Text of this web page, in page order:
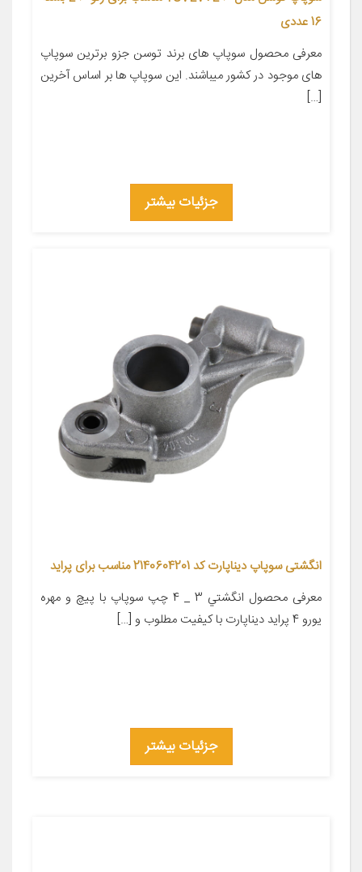
16 عددی
معرفی محصول سوپاپ های برند توسن جزو برترین سوپاپ
های موجود در کشور میباشند. این سوپاپ ها بر اساس آخرین
[…]
جزئیات بیشتر
انگشتی سوپاپ دیناپارت کد 2140604201 مناسب برای پراید
معرفی محصول انگشتي 3 _ 4 چپ سوپاپ با پيچ و مهره
يورو 4 پرايد دیناپارت با کیفیت مطلوب و […]
جزئیات بیشتر